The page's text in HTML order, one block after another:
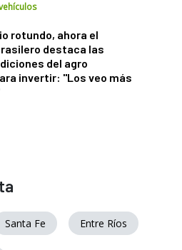
rotundo, ahora el
destaca las
del agro
invertir: "Los veo más
Santa Fe Entre Ríos